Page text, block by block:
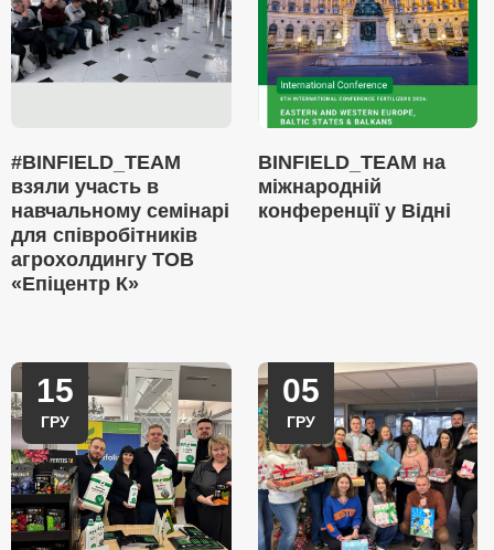
#BINFIELD_TEAM
взяли участь в
навчальному семінарі
для співробітників
агрохолдингу ТОВ
«Епіцентр К»
BINFIELD_TEAM на
міжнародній
конференції у Відні
15
ГРУ
05
ГРУ